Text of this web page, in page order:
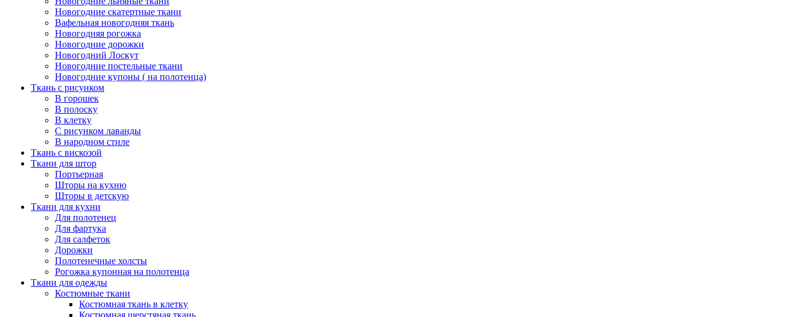
Новогодние скатертные ткани
Вафельная новогодняя ткань
Новогодняя рогожка
Новогодние дорожки
Новогодний Лоскут
Новогодние постельные ткани
Новогодние купоны ( на полотенца)
Ткань с рисунком
В горошек
В полоску
В клетку
С рисунком лаванды
В народном стиле
Ткань с вискозой
Ткани для штор
Портьерная
Шторы на кухню
Шторы в детскую
Ткани для кухни
Для полотенец
Для фартука
Для салфеток
Дорожки
Полотенечные холсты
Рогожка купонная на полотенца
Ткани для одежды
Костюмные ткани
Костюмная ткань в клетку
Костюмная шерстяная ткань